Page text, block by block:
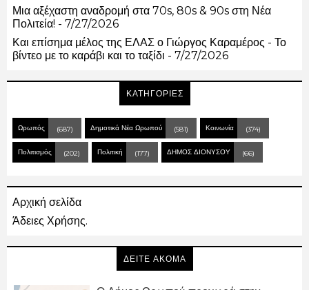
Μια αξέχαστη αναδρομή στα 70s, 80s & 90s στη Νέα
Πολιτεία! - 7/27/2026
Και επίσημα μέλος της ΕΛΑΣ ο Γιώργος Καραμέρος - Το
βίντεο με το καράβι και το ταξίδι - 7/27/2026
ΚΑΤΗΓΟΡΙΕΣ
Ωρωπός (687) Δημοτικά Νέα Ωρωπού (581) Κοινωνία (374)
Πολιτισμός (202) Πολιτική (177) ΔΗΜΟΣ ΔΙΟΝΥΣΟΥ (66)
Αρχική σελίδα
Άδειες Χρήσης.
ΔΕΙΤΕ ΑΚΟΜΑ